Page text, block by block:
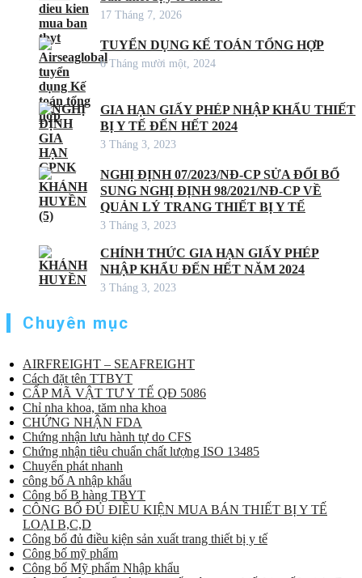
17 Tháng 7, 2026
TUYỂN DỤNG KẾ TOÁN TỔNG HỢP
6 Tháng mười một, 2024
GIA HẠN GIẤY PHÉP NHẬP KHẨU THIẾT
BỊ Y TẾ ĐẾN HẾT 2024
3 Tháng 3, 2023
NGHỊ ĐỊNH 07/2023/NĐ-CP SỬA ĐỔI BỔ
SUNG NGHỊ ĐỊNH 98/2021/NĐ-CP VỀ
QUẢN LÝ TRANG THIẾT BỊ Y TẾ
3 Tháng 3, 2023
CHÍNH THỨC GIA HẠN GIẤY PHÉP
NHẬP KHẨU ĐẾN HẾT NĂM 2024
3 Tháng 3, 2023
Chuyên mục
AIRFREIGHT – SEAFREIGHT
Cách đặt tên TTBYT
CẤP MÃ VẬT TƯ Y TẾ QĐ 5086
Chỉ nha khoa, tăm nha khoa
CHỨNG NHẬN FDA
Chứng nhận lưu hành tự do CFS
Chứng nhận tiêu chuẩn chất lượng ISO 13485
Chuyển phát nhanh
công bố A nhập khẩu
Công bố B hàng TBYT
CÔNG BỐ ĐỦ ĐIỀU KIỆN MUA BÁN THIẾT BỊ Y TẾ
LOẠI B,C,D
Công bố đủ điều kiện sản xuất trang thiết bị y tế
Công bố mỹ phẩm
Công bố Mỹ phẩm Nhập khẩu